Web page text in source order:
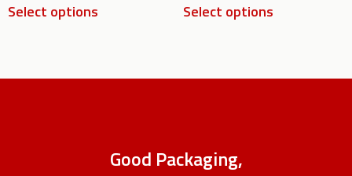
Select options Select options
Good Packaging,